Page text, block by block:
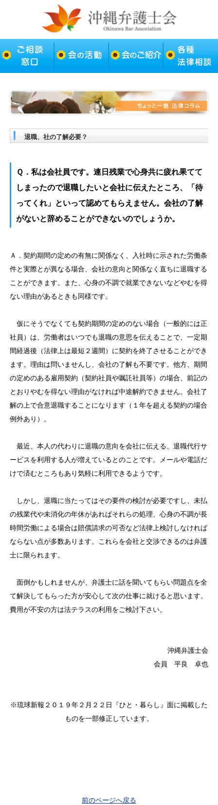
退職、社の了解必要？
Ｑ．私は会社員です。連日残業で心身共に疲れ果てて
しまったので退職したいと会社に伝えたところ、「待
ってくれ」といって認めてもらえません。会社の了解
がないと辞めることができないのでしょうか。
Ａ．契約期間の定めの有無に関係なく、入社時に示された労働条
件と実際とが異なる場合、会社の意向と関係なく直ちに退職する
ことができます。また、心身の不調で就業できないなどやむを得
ない理由があるときも同様です。
仮にそうでなくても契約期間の定めのない場合（一般的には正
社員）は、労働者はいつでも退職の意思を伝えることで、一定期
間経過後（法律上は最短２週間）に契約を終了させることができ
ます。理由は問いませんし、会社の了解も不要です。他方、期間
の定めのある雇用契約（契約社員や嘱託社員等）の場合、前記の
とおりやむを得ない理由がなければ中途解約できません。会社了
解の上で合意退職することになります（１年を超える契約の場合
例外あり）。
最近、本人の代わりに退職の意向を会社に伝える、退職代行サ
ービスを利用する人が増えているとのことです。メールや電話だ
けで済むところもあり気軽に利用できるようです。
しかし、退職に当たってはその要件の検討が必要ですし、未払
の残業代や未消化の年休があればそれらの処理、心身の不調が長
時間労働による場合は賠償請求の可否など法律上検討しなければ
ならない点が多数あります。これらを会社と交渉できるのは弁護
士に限られます。
面倒かもしれませんが、弁護士に話を聞いてもらい問題点を全
て解決してもらった方が安心して次の仕事に就けると思います。
費用が不安の方は法テラスの利用をご検討下さい。
沖縄弁護士会
会員 平良 卓也
※琉球新報２０１９年２月２２日『ひと・暮らし』面に掲載した
ものを一部修正しています。
前のページへ戻る